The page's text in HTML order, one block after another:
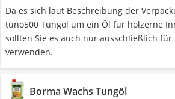
Da es sich laut Beschreibung der
tuno500 Tungöl um ein Öl für hölzerne
sollten Sie es auch nur ausschließlich
verwenden.
Borma Wachs Tungöl